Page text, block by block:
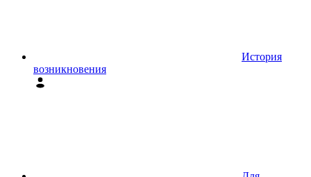
История
возникновения